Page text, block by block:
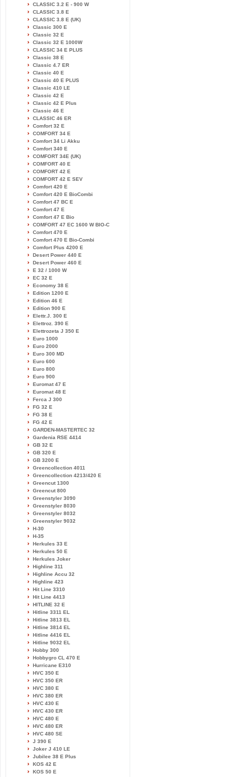
CLASSIC 3.2 E - 900 W
CLASSIC 3.8 E
CLASSIC 3.8 E (UK)
Classic 300 E
Classic 32 E
Classic 32 E 1000W
CLASSIC 34 E PLUS
Classic 38 E
Classic 4.7 ER
Classic 40 E
Classic 40 E PLUS
Classic 410 LE
Classic 42 E
Classic 42 E Plus
Classic 46 E
CLASSIC 46 ER
Comfort 32 E
COMFORT 34 E
Comfort 34 Li Akku
Comfort 340 E
COMFORT 34E (UK)
COMFORT 40 E
COMFORT 42 E
COMFORT 42 E SEV
Comfort 420 E
Comfort 420 E BioCombi
Comfort 47 BC E
Comfort 47 E
Comfort 47 E Bio
COMFORT 47 EC 1600 W BIO-C
Comfort 470 E
Comfort 470 E Bio-Combi
Comfort Plus 4200 E
Desert Power 440 E
Desert Power 460 E
E 32 / 1000 W
EC 32 E
Economy 38 E
Edition 1200 E
Edition 46 E
Edition 900 E
Elettr.J. 300 E
Elettroz. 390 E
Elettrozeta J 350 E
Euro 1000
Euro 2000
Euro 300 MD
Euro 600
Euro 800
Euro 900
Euromat 47 E
Euromat 48 E
Ferca J 300
FG 32 E
FG 38 E
FG 42 E
GARDEN-MASTERTEC 32
Gardenia RSE 4414
GB 32 E
GB 320 E
GB 3200 E
Greencollection 4011
Greencollection 4213/420 E
Greencut 1300
Greencut 800
Greenstyler 3090
Greenstyler 8030
Greenstyler 8032
Greenstyler 9032
H-30
H-35
Herkules 33 E
Herkules 50 E
Herkules Joker
Highline 311
Highline Accu 32
Highline 423
Hit Line 3310
Hit Line 4413
HITLINE 32 E
Hitline 3311 EL
Hitline 3813 EL
Hitline 3814 EL
Hitline 4416 EL
Hitline 9032 EL
Hobby 300
Hobbygro CL 470 E
Hurricane E310
HVC 350 E
HVC 350 ER
HVC 380 E
HVC 380 ER
HVC 430 E
HVC 430 ER
HVC 480 E
HVC 480 ER
HVC 480 SE
J 390 E
Joker J 410 LE
Jubilee 38 E Plus
KOS 42 E
KOS 50 E